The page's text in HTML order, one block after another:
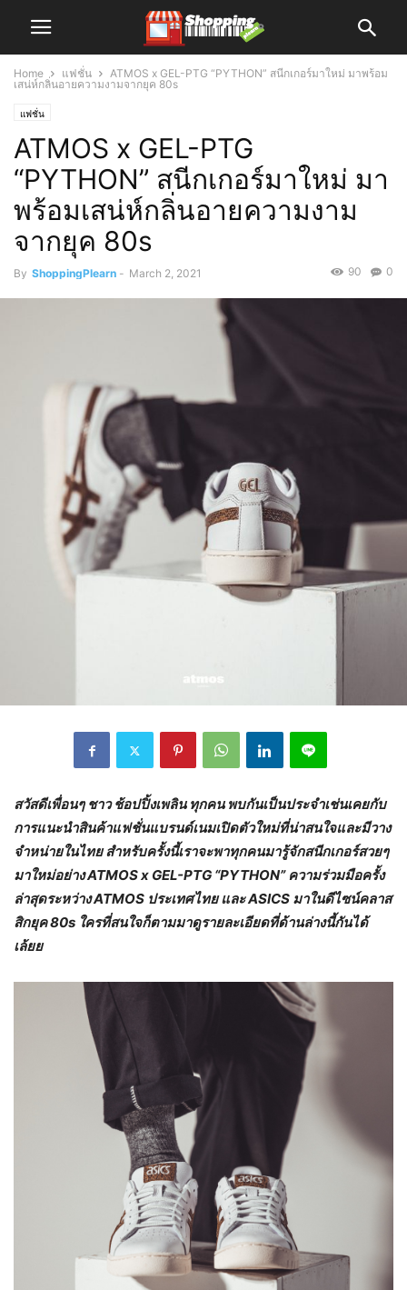
Home แฟชั่น
ATMOS x GEL-PTG “PYTHON” สนีกเกอร์มาใหม่ มาพร้อม
เสน่ห์กลิ่นอายความงามจากยุค 80s
แฟชั่น
ATMOS x GEL-PTG
“PYTHON” สนีกเกอร์มาใหม่ มา
พร้อมเสน่ห์กลิ่นอายความงาม
จากยุค 80s
By ShoppingPlearn - March 2, 2021 0
90
สวัสดีเพื่อนๆ ชาว ช้อปปิ้งเพลิน ทุกคน พบกันเป็นประจำเช่นเคยกับ
การแนะนำสินค้าแฟชั่นแบรนด์เนมเปิดตัวใหม่ที่น่าสนใจและมีวาง
จำหน่ายในไทย สำหรับครั้งนี้เราจะพาทุกคนมารู้จักสนีกเกอร์สวยๆ
มาใหม่อย่างATMOS x GEL-PTG “PYTHON” ความร่วมมือครั้ง
ล่าสุดระหว่าง ATMOS ประเทศไทย และ ASICS มาในดีไซน์คลาส
สิกยุค 80s ใครที่สนใจก็ตามมาดูรายละเอียดที่ด้านล่างนี้กันได้
เล้ยย